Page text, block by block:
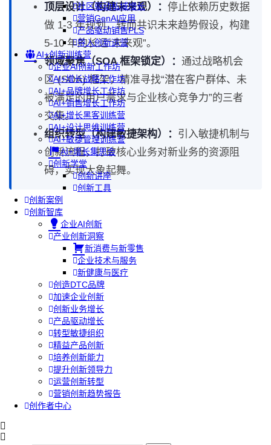
社区驱动私域增长
营销GenAI应用
产品驱动销售PLS
导入创新运营
AI+创新训练营
企业AI创新工作坊
AI+增长战略工作坊
AI+品牌增长工作坊
AI+销售增长工作坊
AI+增长黑客训练营
AI+设计思维训练营
AI+敏捷管理训练营
AI+增长集思会
创新学堂
创新讲座
创新工具
创新案例
创新智库
企业AI创新
产业创新洞察
新消费与新零售
企业技术与服务
新健康与医疗
创造DTC品牌
加速企业创新
创新业务增长
产品驱动增长
转型敏捷组织
精益产品创新
培养创新能力
提升创新领导力
运营创新转型
营销创新趋势报告
创作者中心
顶层设计（构建未来观）： 停止依赖历史数据
做 1-3 年规划，转而共识未来趋势假设，构建
5-10 年的长远“未来观”。
领域聚焦（SOA 框架锁定）： 通过战略机会
区 (SOA) 框架，精准寻找“潜在客户群体、未
被满足的用户需求与企业核心竞争力”的三者
交集。
组织转型（构建敏捷架构）： 引入敏捷机制与
创新流程，打破核心业务对新业务的资源阻
碍，实现大象起舞。